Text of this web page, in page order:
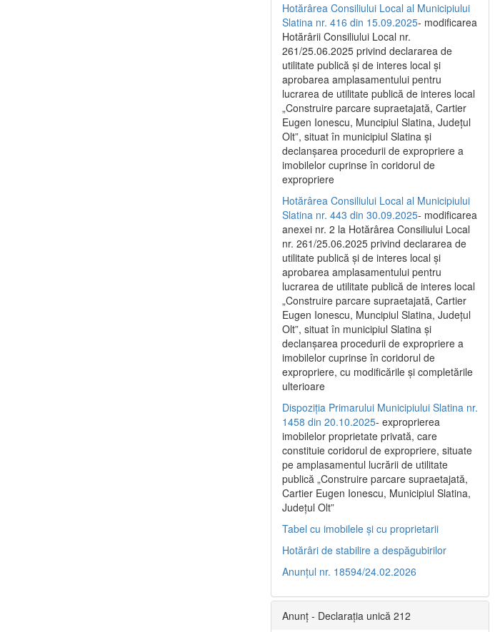
Hotărârea Consiliului Local al Municipiului
Slatina nr. 416 din 15.09.2025- modificarea
Hotărârii Consiliului Local nr.
261/25.06.2025 privind declararea de
utilitate publică și de interes local și
aprobarea amplasamentului pentru
lucrarea de utilitate publică de interes local
„Construire parcare supraetajată, Cartier
Eugen Ionescu, Muncipiul Slatina, Județul
Olt”, situat în municipiul Slatina și
declanșarea procedurii de expropriere a
imobilelor cuprinse în coridorul de
expropriere
Hotărârea Consiliului Local al Municipiului
Slatina nr. 443 din 30.09.2025- modificarea
anexei nr. 2 la Hotărârea Consiliului Local
nr. 261/25.06.2025 privind declararea de
utilitate publică şi de interes local şi
aprobarea amplasamentului pentru
lucrarea de utilitate publică de interes local
„Construire parcare supraetajată, Cartier
Eugen Ionescu, Muncipiul Slatina, Judeţul
Olt”, situat în municipiul Slatina şi
declanşarea procedurii de expropriere a
imobilelor cuprinse în coridorul de
expropriere, cu modificările şi completările
ulterioare
Dispoziția Primarului Municipiului Slatina nr.
1458 din 20.10.2025- exproprierea
imobilelor proprietate privată, care
constituie coridorul de expropriere, situate
pe amplasamentul lucrării de utilitate
publică „Construire parcare supraetajată,
Cartier Eugen Ionescu, Municipiul Slatina,
Județul Olt”
Tabel cu imobilele și cu proprietarii
Hotărâri de stabilire a despăgubirilor
Anunțul nr. 18594/24.02.2026
Anunț - Declarația unică 212